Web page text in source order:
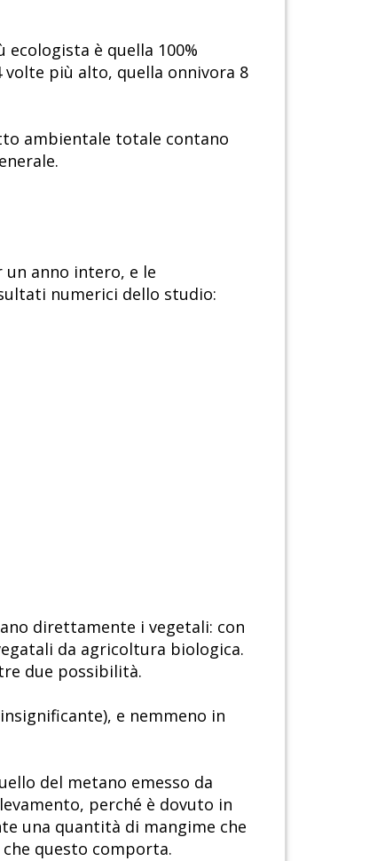
è quella 100%
più alto, quella onnivora 8
ambientale totale contano
anno intero, e le
numerici dello studio:
direttamente i vegetali: con
da agricoltura biologica.
due possibilità.
e nemmeno in
del metano emesso da
perché è dovuto in
una quantità di mangime che
questo comporta.